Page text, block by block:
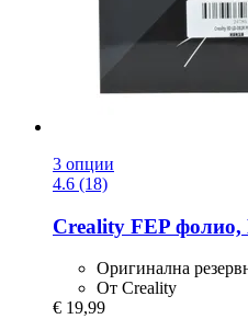
3 опции
4.6 (18)
Creality FEP фолио,
Оригинална
От Creality
€ 19,99